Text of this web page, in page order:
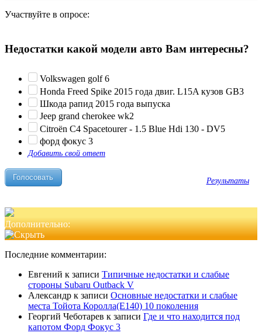
Участвуйте в опросе:
Недостатки какой модели авто Вам интересны?
Volkswagen golf 6
Honda Freed Spike 2015 года двиг. L15A кузов GB3
Шкода рапид 2015 года выпуска
Jeep grand cherokee wk2
Citroën C4 Spacetourer - 1.5 Blue Hdi 130 - DV5
форд фокус 3
Добавить свой ответ
Результаты
Дополнительно:
Последние комментарии:
Евгений к записи Типичные недостатки и слабые
стороны Subaru Outback V
Александр к записи Основные недостатки и слабые
места Тойота Королла(Е140) 10 поколения
Георгий Чеботарев к записи Где и что находится под
капотом Форд Фокус 3